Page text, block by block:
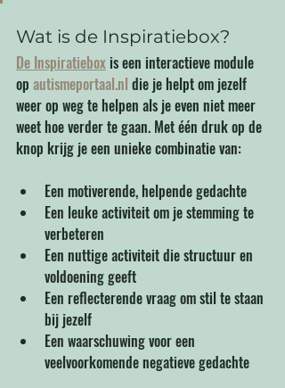
Wat is de Inspiratiebox?
De Inspiratiebox is een interactieve module
op autismeportaal.nl die je helpt om jezelf
weer op weg te helpen als je even niet meer
weet hoe verder te gaan. Met één druk op de
knop krijg je een unieke combinatie van:
Een motiverende, helpende gedachte
Een leuke activiteit om je stemming te
verbeteren
Een nuttige activiteit die structuur en
voldoening geeft
Een reflecterende vraag om stil te staan
bij jezelf
Een waarschuwing voor een
veelvoorkomende negatieve gedachte